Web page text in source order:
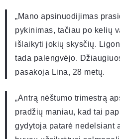
„Mano apsinuodijimas
pykinimas, tačiau po kelių
išlaikyti jokių skysčių.
tada palengvėjo.
pasakoja Lina, 28 metų.
„Antrą nėštumo trimestrą
pradžių maniau, kad tai
gydytoja patarė nedelsiant